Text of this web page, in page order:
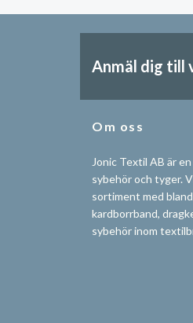
Anmäl dig till
Om oss
Jonic Textil AB är
sybehör och tyger.
sortiment med
kardborrband,
sybehör inom